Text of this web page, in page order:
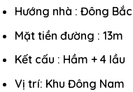
Hướng nhà : Đông Bắc
Mặt tiền đường : 13m
Kết cấu : Hầm + 4 lầu
Vị trí: Khu Đông Nam